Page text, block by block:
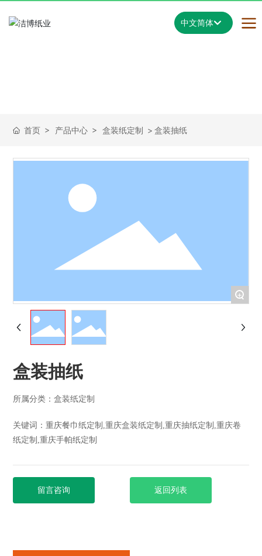
中文简体
首页 产品中心 盒装纸定制 盒装抽纸
+
盒装抽纸
所属分类：盒装纸定制
关键词：重庆餐巾纸定制,重庆盒装纸定制,重庆抽纸定制,重庆卷
纸定制,重庆手帕纸定制
留言咨询 返回列表